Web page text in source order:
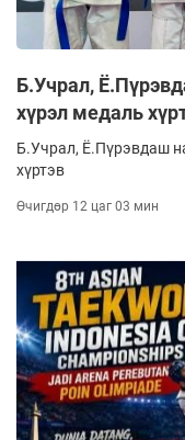
Б.Учрал,
хүрэл медаль
Б.Учрал, Ё.Пүрэвдаш
хүртэв
Өчигдөр 12 цаг 03 мин